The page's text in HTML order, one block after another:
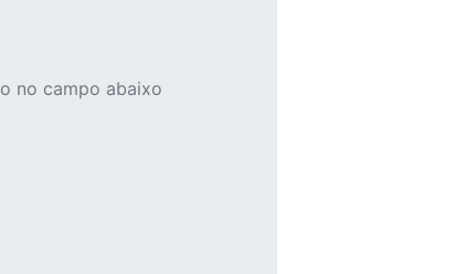
no campo abaixo